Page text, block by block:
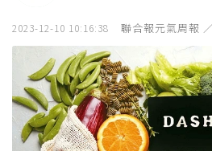
2023-12-10 10:16:38 聯合報元氣周報